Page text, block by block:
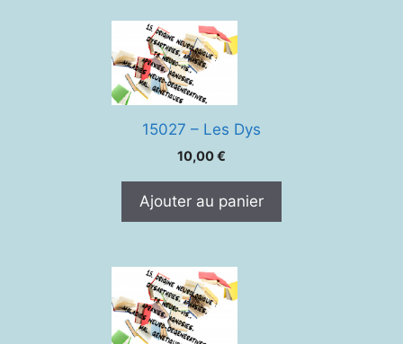
l'adolescent.
Répercussions
15027 – Les Dys
10,00€
Ajouter au panier